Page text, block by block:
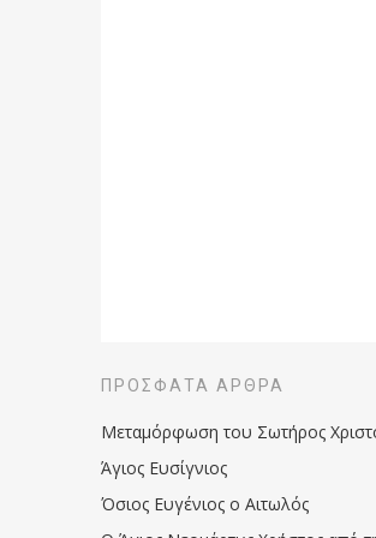
ΠΡΌΣΦΑΤΑ ΆΡΘΡΑ
Μεταμόρφωση του Σωτήρος
Άγιος Ευσίγνιος
Όσιος Ευγένιος ο Αιτωλός